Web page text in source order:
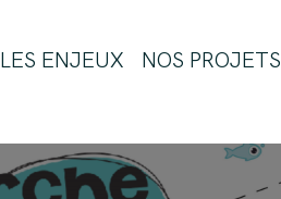
LES ENJEUX NOS PROJETS